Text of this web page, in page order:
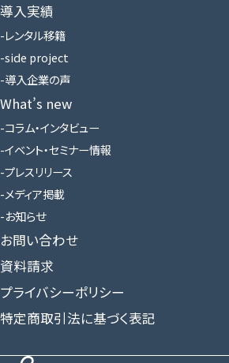
導入実績
レンタル移籍
side project
導入企業の声
What’s new
コラム・インタビュー
イベント・セミナー情報
プレスリリース
メディア掲載
お知らせ
お問い合わせ
資料請求
プライバシーポリシー
特定商取引法に基づく表記